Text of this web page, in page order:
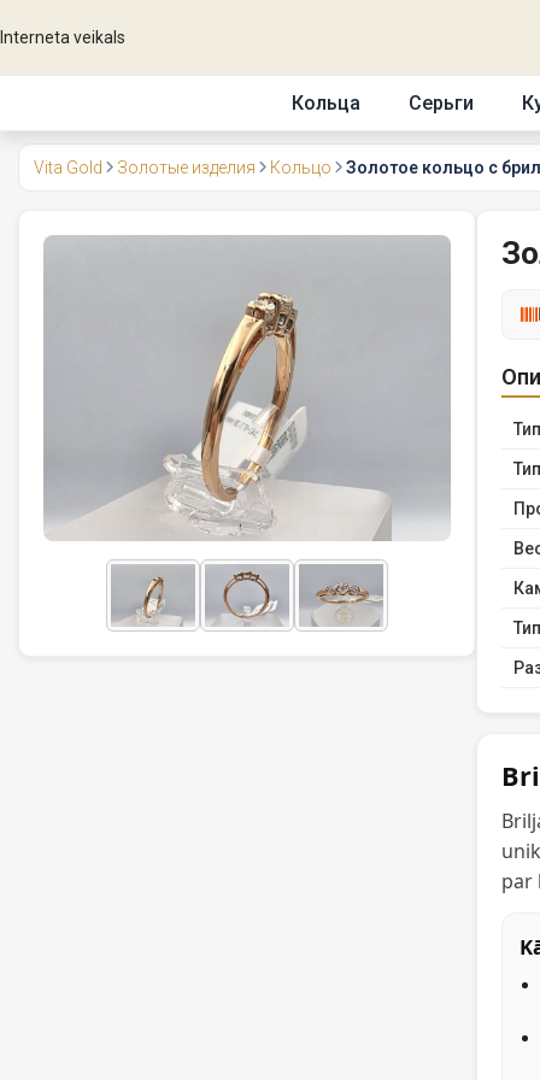
Interneta veikals
Кольца Серьги
Vita Gold Золотые изделия Кольцо Золотое кольцо с
par